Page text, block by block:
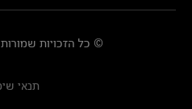
© כל הזכויות
תנאי